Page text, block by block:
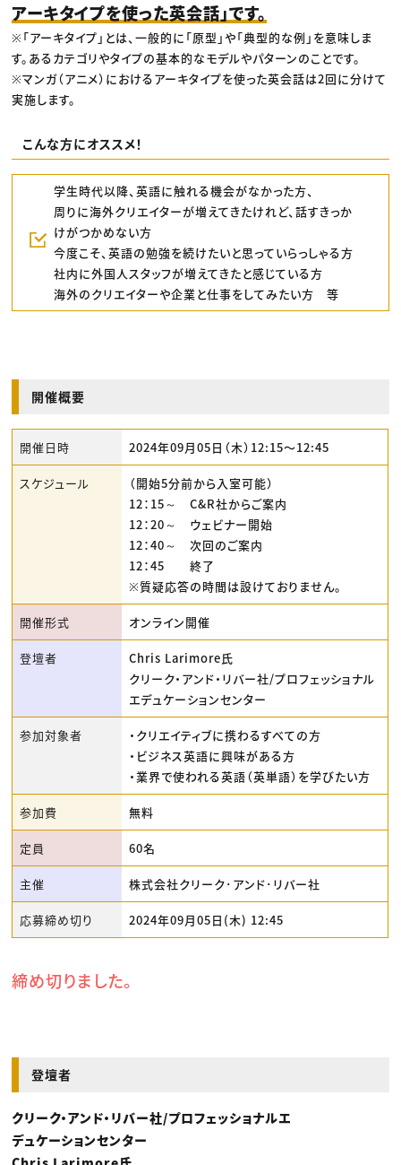
アーキタイプを使った英会話」です。
※「アーキタイプ」とは、一般的に「原型」や「典型的な例」を意味しま
す。あるカテゴリやタイプの基本的なモデルやパターンのことです。
※マンガ（アニメ）におけるアーキタイプを使った英会話は2回に分けて
実施します。
こんな方にオススメ！
学生時代以降、英語に触れる機会がなかった方、
周りに海外クリエイターが増えてきたけれど、話すきっか
けがつかめない方
今度こそ、英語の勉強を続けたいと思っていらっしゃる方
社内に外国人スタッフが増えてきたと感じている方
海外のクリエイターや企業と仕事をしてみたい方 等
開催概要
開催日時 2024年09月05日（木）12:15〜12:45
スケジュール
（開始5分前から入室可能）
12：15～ C&R社からご案内
12：20～ ウェビナー開始
12：40～ 次回のご案内
12：45 終了
※質疑応答の時間は設けておりません。
開催形式 オンライン開催
登壇者
Chris Larimore氏
クリーク・アンド・リバー社/プロフェッショナル
エデュケーションセンター
参加対象者
・クリエイティブに携わるすべての方
・ビジネス英語に興味がある方
・業界で使われる英語（英単語）を学びたい方
参加費 無料
定員 60名
主催 株式会社クリーク･アンド･リバー社
応募締め切り 2024年09月05日(木) 12:45
締め切りました。
登壇者
クリーク・アンド・リバー社/プロフェッショナルエ
デュケーションセンター